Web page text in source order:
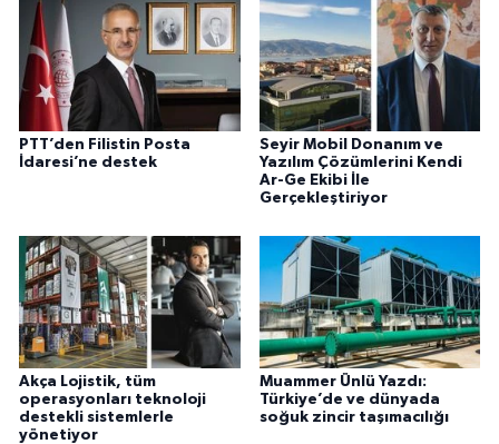
PTT’den Filistin Posta
İdaresi’ne destek
Seyir Mobil Donanım ve
Yazılım Çözümlerini Kendi
Ar-Ge Ekibi İle
Gerçekleştiriyor
Akça Lojistik, tüm
operasyonları teknoloji
destekli sistemlerle
yönetiyor
Muammer Ünlü Yazdı:
Türkiye’de ve dünyada
soğuk zincir taşımacılığı